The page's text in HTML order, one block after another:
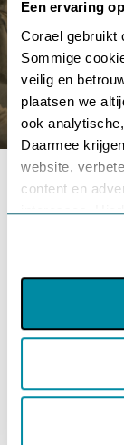
Een ervaring
Corael gebruikt
Sommige
veilig en
plaatsen we
ook
Daarmee
website,
content en
interesses.
Klik op ‘OK’
noodzakelijk’
kiezen welke
ieder moment
informatie vind
Relatiecoaching
Liefde en
Oude pijn,
eenzaamheid,
gevolg.
patronen in je
Wachtwoord*